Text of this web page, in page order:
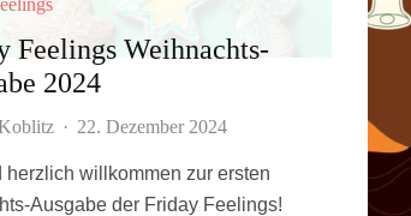
Feelings Weihnachts-
2024
· 22. Dezember 2024
herzlich willkommen zur ersten
Ausgabe der Friday Feelings!